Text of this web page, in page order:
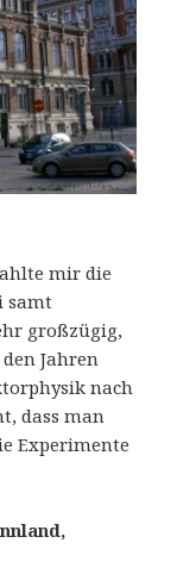
mir die
samt
großzügig,
Jahren
nach
dass man
Experimente